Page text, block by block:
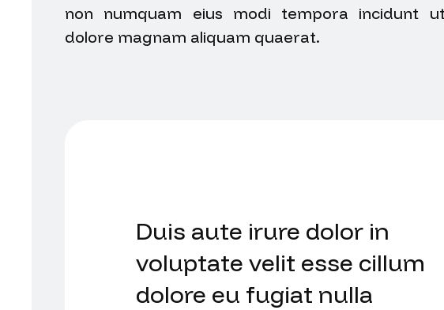
non numquam eius modi tempora incidunt
dolore magnam aliquam quaerat.
Duis aute irure dolor in
voluptate velit esse cillum
dolore eu fugiat nulla